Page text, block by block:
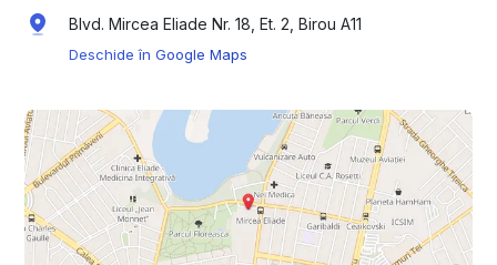
Blvd. Mircea Eliade Nr. 18, Et. 2, Birou A11
Deschide în Google Maps